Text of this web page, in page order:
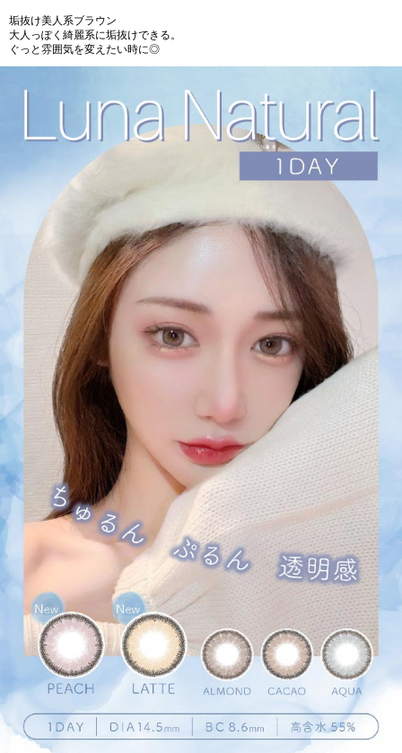
垢抜け美人系ブラウン
大人っぽく綺麗系に垢抜けできる。
ぐっと雰囲気を変えたい時に◎